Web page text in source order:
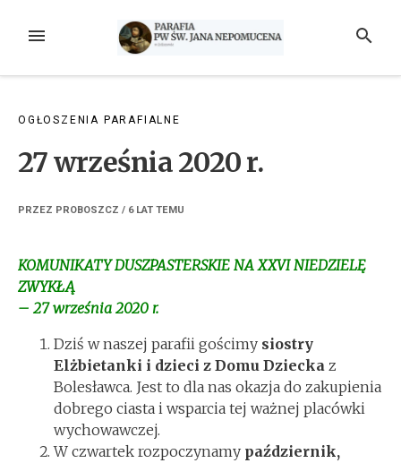
MENU SZUKAJ
OGŁOSZENIA PARAFIALNE
27 września 2020 r.
PRZEZ PROBOSZCZ / 6 LAT TEMU
KOMUNIKATY DUSZPASTERSKIE NA XXVI NIEDZIELĘ
ZWYKŁĄ
– 27 września 2020 r.
Dziś w naszej parafii gościmy siostry
Elżbietanki i dzieci z Domu Dziecka z
Bolesławca. Jest to dla nas okazja do zakupienia
dobrego ciasta i wsparcia tej ważnej placówki
wychowawczej.
W czwartek rozpoczynamy październik,